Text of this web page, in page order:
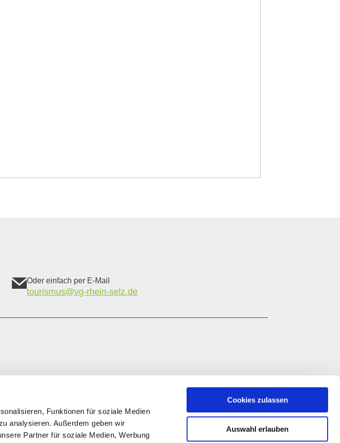
Funktionen für soziale Medien
analysieren. Außerdem geben wir
Partner für soziale Medien, Werbung
Cookies zulassen
Auswahl erlauben
Oder einfach per E-Mail
tourismus@vg-rhein-selz.de